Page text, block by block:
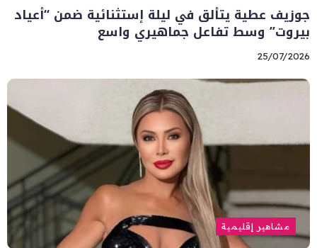
جوزيف عطية يتألق في ليلة إستثنائية ضمن “أعياد
بيروت” وسط تفاعل جماهيري واسع
25/07/2026
مشاهير إقليمية